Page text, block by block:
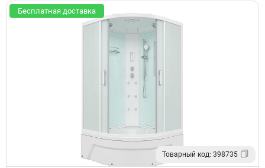
Бесплатная доставка
Товарный код: 398735